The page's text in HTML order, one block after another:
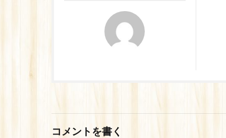
コメントを書く